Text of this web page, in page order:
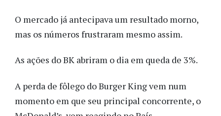
O mercado já antecipava um resultado morno,
mas os números frustraram mesmo assim.
As ações do BK abriram o dia em queda de 3%.
A perda de fôlego do Burger King vem num
momento em que seu principal concorrente, o